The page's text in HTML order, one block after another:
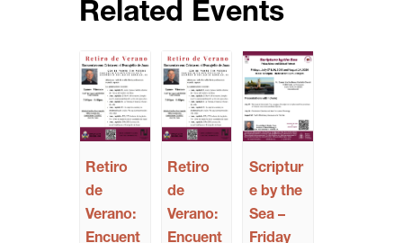
Related Events
Retiro
de
Verano:
Encuent
Retiro
de
Verano:
Encuent
Scriptur
e by the
Sea –
Friday